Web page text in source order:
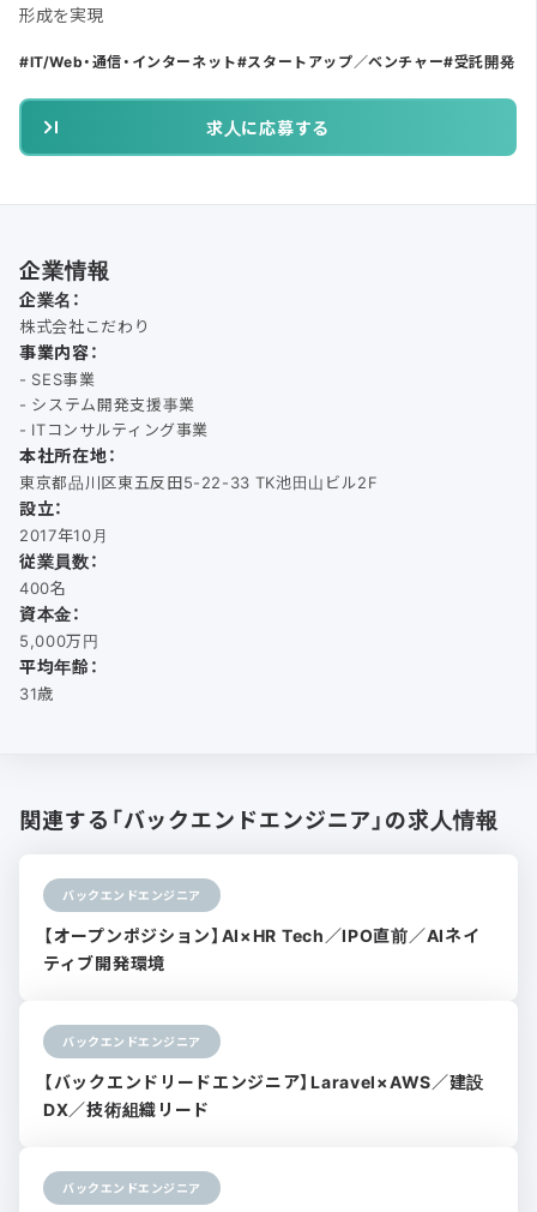
形成を実現
IT/Web・通信・インターネット スタートアップ／ベンチャー 受託開発
求人に応募する
企業情報
企業名：
株式会社こだわり
事業内容：
- SES事業
- システム開発支援事業
- ITコンサルティング事業
本社所在地：
東京都品川区東五反田5-22-33 TK池田山ビル2F
設立：
2017年10月
従業員数：
400名
資本金：
5,000万円
平均年齢：
31歳
関連する「バックエンドエンジニア」の求人情報
バックエンドエンジニア
【オープンポジション】AI×HR Tech／IPO直前／AIネイ
ティブ開発環境
バックエンドエンジニア
【バックエンドリードエンジニア】Laravel×AWS／建設
DX／技術組織リード
バックエンドエンジニア